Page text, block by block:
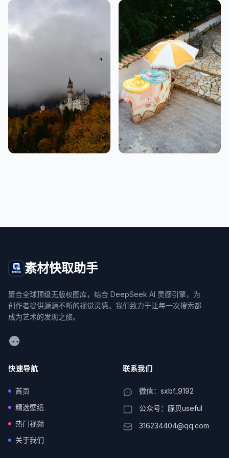
素材快取助手
聚合全球顶级无版权图库，结合 DeepSeek AI 灵感引擎，为
创作者提供源源不断的视觉灵感。我们致力于让每一次搜索都
成为艺术的发现之旅。
WeChat
快速导航
首页
精选壁纸
热门视频
关于我们
联系我们
微信：sxbf_9192
公众号：豚贝useful
316234404@qq.com